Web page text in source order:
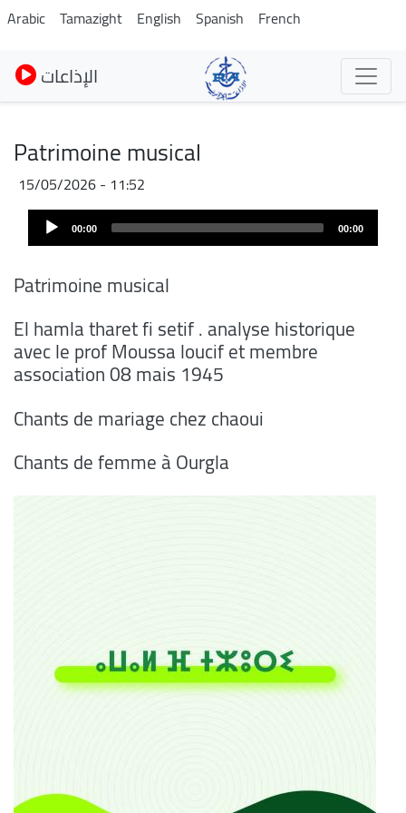
Skip
to
main
content
Arabic Tamazight English Spanish French
الإذاعات
Patrimoine musical
15/05/2026 - 11:52
Audio
Player 00:00 00:00
Patrimoine musical
El hamla tharet fi setif . analyse historique
avec le prof Moussa loucif et membre
association 08 mais 1945
Chants de mariage chez chaoui
Chants de femme à Ourgla